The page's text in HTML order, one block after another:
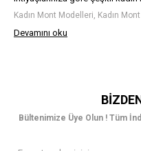
Kadın Mont Modelleri, Kadın
Devamını oku
Bültenimize Üye Olun ! Tüm